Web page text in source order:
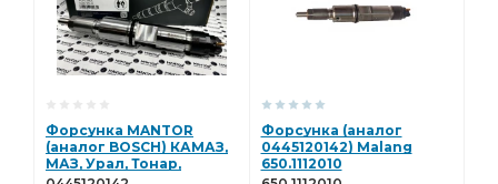
Форсунка MANTOR
(аналог BOSCH) КАМАЗ,
МАЗ, Урал, Тонар,
ЯМЗ-650, Евро-3, 650-
Форсунка (аналог
0445120142) Malang
650.1112010